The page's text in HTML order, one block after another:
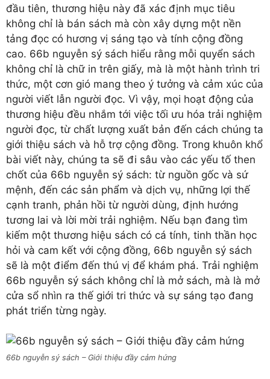
đầu tiên, thương hiệu này đã xác định mục tiêu
không chỉ là bán sách mà còn xây dựng một nền
tảng đọc có hương vị sáng tạo và tính cộng đồng
cao. 66b nguyễn sý sách hiểu rằng mỗi quyển sách
không chỉ là chữ in trên giấy, mà là một hành trình tri
thức, một cơn gió mang theo ý tưởng và cảm xúc của
người viết lẫn người đọc. Vì vậy, mọi hoạt động của
thương hiệu đều nhắm tới việc tối ưu hóa trải nghiệm
người đọc, từ chất lượng xuất bản đến cách chúng ta
giới thiệu sách và hỗ trợ cộng đồng. Trong khuôn khổ
bài viết này, chúng ta sẽ đi sâu vào các yếu tố then
chốt của 66b nguyễn sý sách: từ nguồn gốc và sứ
mệnh, đến các sản phẩm và dịch vụ, những lợi thế
cạnh tranh, phản hồi từ người dùng, định hướng
tương lai và lời mời trải nghiệm. Nếu bạn đang tìm
kiếm một thương hiệu sách có cá tính, tinh thần học
hỏi và cam kết với cộng đồng, 66b nguyễn sý sách
sẽ là một điểm đến thú vị để khám phá. Trải nghiệm
66b nguyễn sý sách không chỉ là mở sách, mà là mở
cửa sổ nhìn ra thế giới tri thức và sự sáng tạo đang
phát triển từng ngày.
66b nguyễn sý sách – Giới thiệu đầy cảm hứng